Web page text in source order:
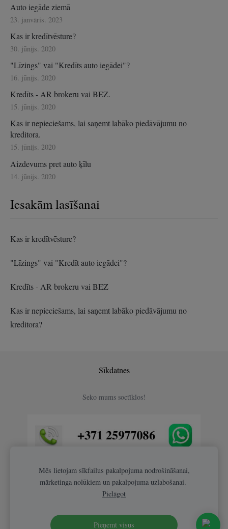
Auto iegāde ziemā
23. janvāris. 2023
Kas ir kredītvēsture?
30. jūnijs. 2020
"Līzings" vai "Kredīts auto iegādei"?
16. jūnijs. 2020
Kredīts - AR brokeru vai BEZ.
15. jūnijs. 2020
Kas ir nepieciešams, lai saņemt labāko piedāvājumu no
kreditora.
15. jūnijs. 2020
Aizdevums pret auto ķīlu
14. jūnijs. 2020
Iesakām lasīšanai
Kas ir kredītvēsture?
"Līzings" vai "Kredīt auto iegādei"?
Kredīts - AR brokeru vai BEZ
Kas ir nepieciešams, lai saņemt labāko piedāvājumu no
kreditora?
Sīkdatnes
Seko mums soctīklos!
Mēs lietojam sīkfailus pakalpojuma nodrošināšanai,
mārketinga nolūkiem un pakalpojuma uzlabošanai.
Pielāgot
Pieņemt visus